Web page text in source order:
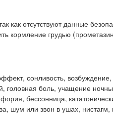
как отсутствуют данные
кормление грудью
сонливость,
боль, учащение
бессонница,
шум или звон в ушах,